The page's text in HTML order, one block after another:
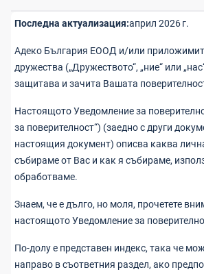
Последна актуализация:април 2026 г.
Адеко България ЕООД и/или
дружества („Дружеството“, „ние“ или
защитава и зачита Вашата
Настоящото Уведомление за
за поверителност“) (заедно с други
настоящия документ) описва каква
събираме от Вас и как я събираме,
обработваме.
Знаем, че е дълго, но моля, прочетете
настоящото Уведомление за
По-долу е представен индекс, така че
направо в съответния раздел, ако